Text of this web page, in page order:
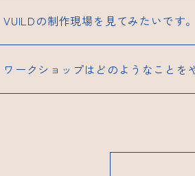
VUILDの制作現場を見てみたいです。
ワークショップはどのようなことを